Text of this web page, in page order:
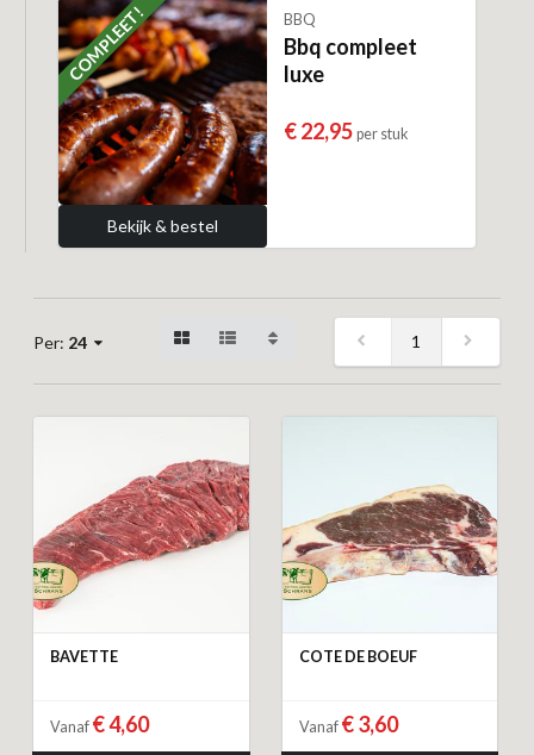
COMPLEET!
Bekijk & bestel
BBQ
Bbq compleet
luxe
€ 22,95 per stuk
Per: 24 1
BAVETTE
Vanaf € 4,60
COTE DE BOEUF
Vanaf € 3,60